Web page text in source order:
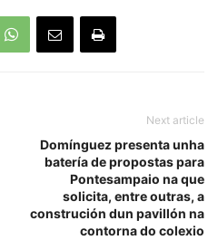
Next article
Domínguez presenta unha
batería de propostas para
Pontesampaio na que
solicita, entre outras, a
construción dun pavillón na
contorna do colexio